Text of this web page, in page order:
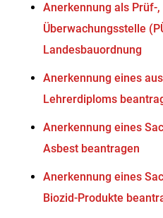
Anerkennung als Prüf-
Überwachungsstelle
Landesbauordnung
Anerkennung eines
Lehrerdiploms
Anerkennung eines
Asbest beantragen
Anerkennung eines
Biozid-Produkte